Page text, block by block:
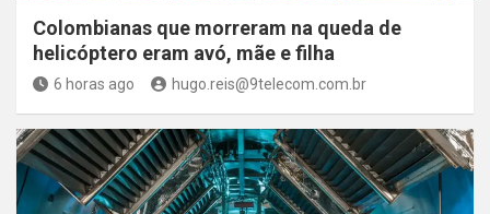
Colombianas que morreram na queda de
helicóptero eram avó, mãe e filha
6 horas ago hugo.reis@9telecom.com.br